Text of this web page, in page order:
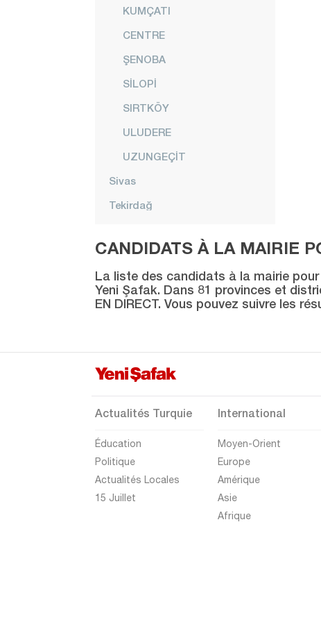
KUMÇATI
CENTRE
ŞENOBA
SİLOPİ
SIRTKÖY
ULUDERE
UZUNGEÇİT
Sivas
Tekirdağ
Trabzon
Tunceli
Uşak
Yalova
Yozgat
Zonguldak
CANDIDATS À LA MAIRIE
La liste des candidats à la mairie
Yeni Şafak. Dans 81 provinces et
EN DIRECT. Vous pouvez suivre les
Actualités Turquie
Éducation
Politique
Actualités Locales
15 Juillet
International
Moyen-Orient
Europe
Amérique
Asie
Afrique